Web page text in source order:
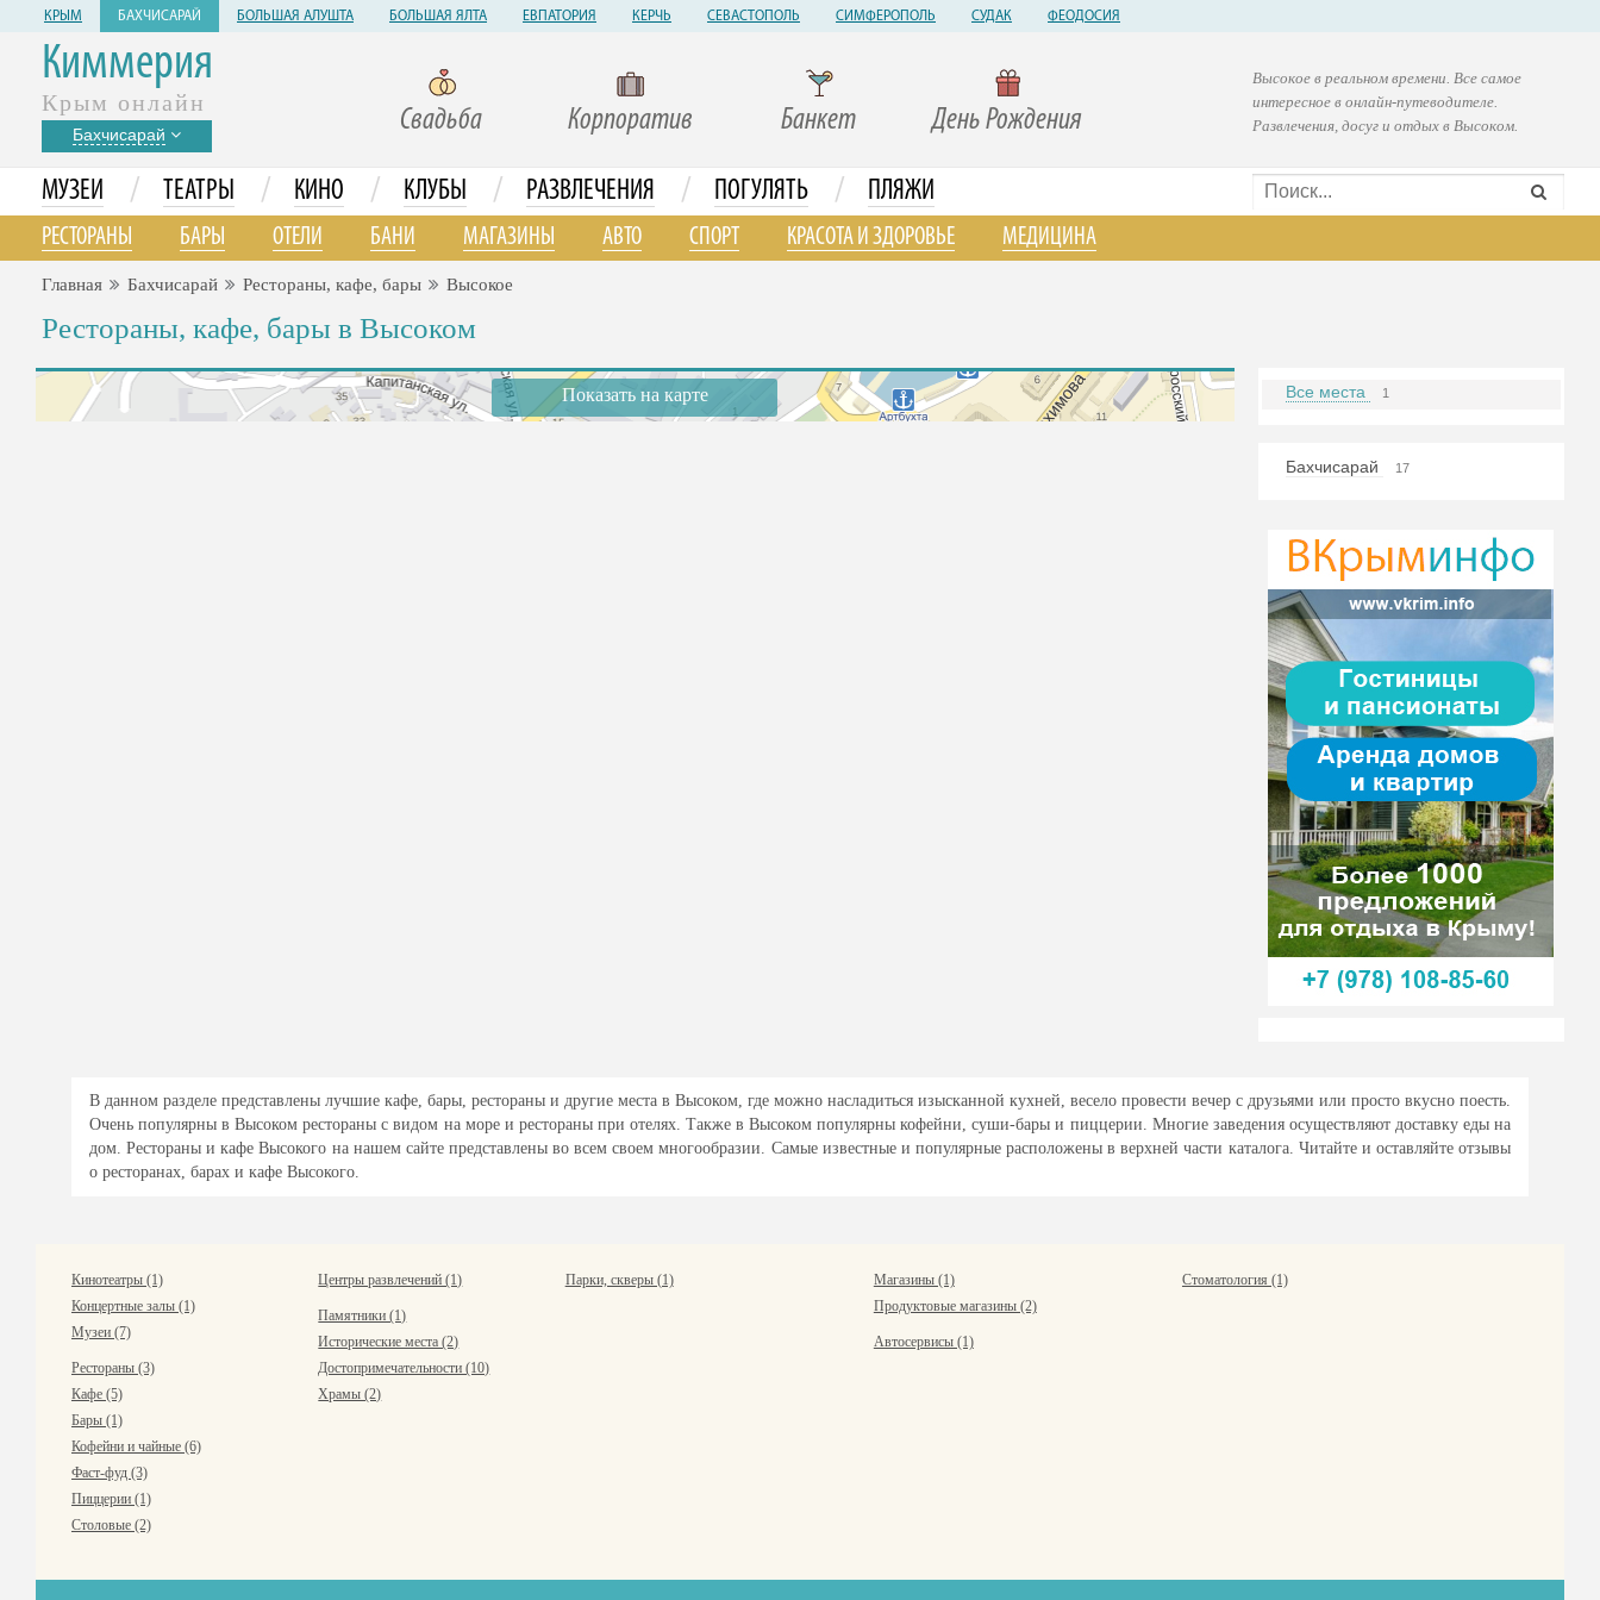
КРЫМ БАХЧИСАРАЙ БОЛЬШАЯ АЛУШТА БОЛЬШАЯ ЯЛТА ЕВПАТОРИЯ КЕРЧЬ СЕВАСТОПОЛЬ СИМФЕРОПОЛЬ СУДАК ФЕОДОСИЯ
Киммерия
Крым онлайн
Бахчисарай Свадьба Корпоратив Банкет День Рождения
Высокое в реальном времени. Все самое
интересное в онлайн-путеводителе.
Развлечения, досуг и отдых в Высоком.
МУЗЕИ / ТЕАТРЫ / КИНО / КЛУБЫ / РАЗВЛЕЧЕНИЯ / ПОГУЛЯТЬ / ПЛЯЖИ
РЕСТОРАНЫ БАРЫ ОТЕЛИ БАНИ МАГАЗИНЫ АВТО СПОРТ КРАСОТА И ЗДОРОВЬЕ МЕДИЦИНА
Главная Бахчисарай Рестораны, кафе, бары Высокое
Рестораны, кафе, бары в Высоком
Показать на карте Все места 1
Бахчисарай 17
В данном разделе представлены лучшие кафе, бары, рестораны и другие места в Высоком, где можно насладиться изысканной кухней, весело провести вечер с друзьями или просто вкусно поесть.
Очень популярны в Высоком рестораны с видом на море и рестораны при отелях. Также в Высоком популярны кофейни, суши-бары и пиццерии. Многие заведения осуществляют доставку еды на
дом. Рестораны и кафе Высокого на нашем сайте представлены во всем своем многообразии. Самые известные и популярные расположены в верхней части каталога. Читайте и оставляйте отзывы
о ресторанах, барах и кафе Высокого.
Кинотеатры (1)
Концертные залы (1)
Музеи (7)
Рестораны (3)
Кафе (5)
Бары (1)
Кофейни и чайные (6)
Фаст-фуд (3)
Пиццерии (1)
Столовые (2)
Центры развлечений (1)
Памятники (1)
Исторические места (2)
Достопримечательности (10)
Храмы (2)
Парки, скверы (1)
Магазины (1)
Продуктовые магазины (2)
Автосервисы (1)
Стоматология (1)